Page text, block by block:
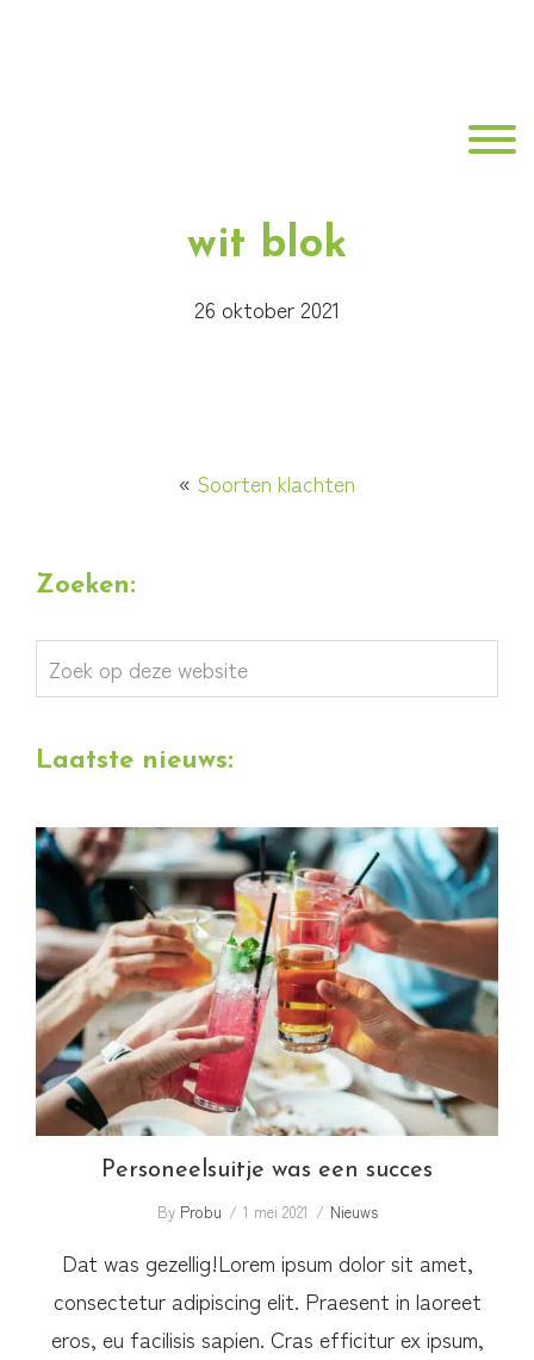
wit blok
26 oktober 2021
« Soorten klachten
Zoeken:
Zoek
op
website
Laatste nieuws:
Personeelsuitje was een succes
Personeelsuitje was een succes
By Probu 1 mei 2021 Nieuws
Dat was gezellig!Lorem ipsum dolor sit amet,
consectetur adipiscing elit. Praesent in laoreet
eros, eu facilisis sapien. Cras efficitur ex ipsum,